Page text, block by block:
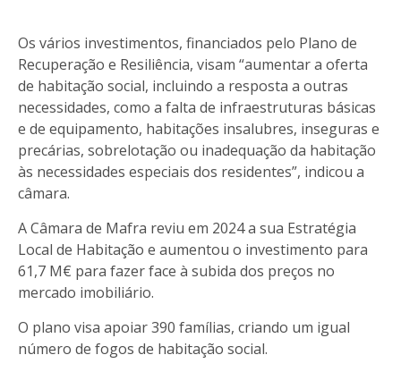
Os vários investimentos, financiados pelo Plano de
Recuperação e Resiliência, visam “aumentar a oferta
de habitação social, incluindo a resposta a outras
necessidades, como a falta de infraestruturas básicas
e de equipamento, habitações insalubres, inseguras e
precárias, sobrelotação ou inadequação da habitação
às necessidades especiais dos residentes”, indicou a
câmara.
A Câmara de Mafra reviu em 2024 a sua Estratégia
Local de Habitação e aumentou o investimento para
61,7 M€ para fazer face à subida dos preços no
mercado imobiliário.
O plano visa apoiar 390 famílias, criando um igual
número de fogos de habitação social.